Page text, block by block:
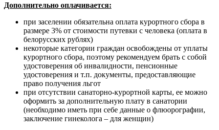
Дополнительно оплачивается:
при заселении обязательна оплата курортного сбора в
размере 3% от стоимости путевки с человека (оплата в
белорусских рублях)
некоторые категории граждан освобождены от уплаты
курортного сбора, поэтому рекомендуем брать с собой
удостоверения об инвалидности, пенсионные
удостоверения и т.п. документы, предоставляющие
право получения льгот
при отсутствии санаторно-курортной карты, ее можно
оформить за дополнительную плату в санатории
(необходимо иметь при себе данные о флюорографии,
заключение гинеколога – для женщин)